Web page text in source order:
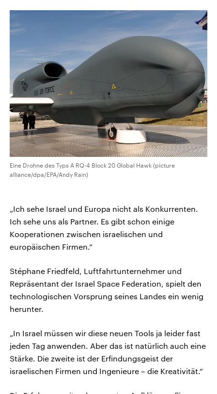
Eine Drohne des Typs A RQ-4 Block 20 Global Hawk (picture
alliance/dpa/EPA/Andy Rain)
„Ich sehe Israel und Europa nicht als Konkurrenten.
Ich sehe uns als Partner. Es gibt schon einige
Kooperationen zwischen israelischen und
europäischen Firmen.“
Stéphane Friedfeld, Luftfahrtunternehmer und
Repräsentant der Israel Space Federation, spielt den
technologischen Vorsprung seines Landes ein wenig
herunter.
„In Israel müssen wir diese neuen Tools ja leider fast
jeden Tag anwenden. Aber das ist natürlich auch eine
Stärke. Die zweite ist der Erfindungsgeist der
israelischen Firmen und Ingenieure – die Kreativität.“